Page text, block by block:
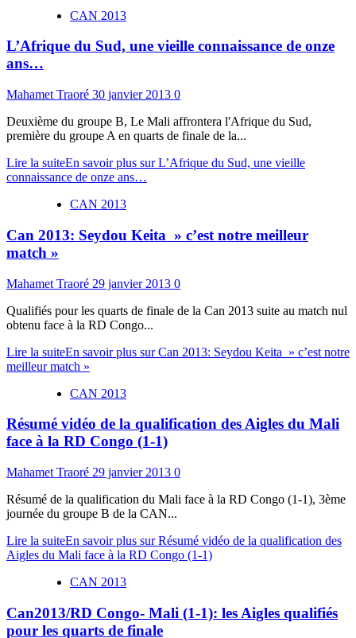
CAN 2013
L’Afrique du Sud, une vieille connaissance de onze
ans…
Mahamet Traoré 30 janvier 2013 0
Deuxième du groupe B, Le Mali affrontera l'Afrique du Sud,
première du groupe A en quarts de finale de la...
Lire la suiteEn savoir plus sur L’Afrique du Sud, une vieille
connaissance de onze ans…
CAN 2013
Can 2013: Seydou Keita » c’est notre meilleur
match »
Mahamet Traoré 29 janvier 2013 0
Qualifiés pour les quarts de finale de la Can 2013 suite au match nul
obtenu face à la RD Congo...
Lire la suiteEn savoir plus sur Can 2013: Seydou Keita » c’est notre
meilleur match »
CAN 2013
Résumé vidéo de la qualification des Aigles du Mali
face à la RD Congo (1-1)
Mahamet Traoré 29 janvier 2013 0
Résumé de la qualification du Mali face à la RD Congo (1-1), 3ème
journée du groupe B de la CAN...
Lire la suiteEn savoir plus sur Résumé vidéo de la qualification des
Aigles du Mali face à la RD Congo (1-1)
CAN 2013
Can2013/RD Congo- Mali (1-1): les Aigles qualifiés
pour les quarts de finale